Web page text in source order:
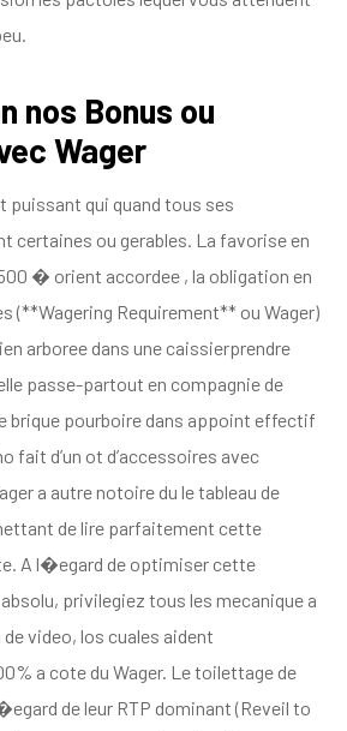
nos Bonus ou
Wager
puissant qui quand tous ses
certaines ou gerables. La favorise en
� orient accordee , la obligation en
(**Wagering Requirement** ou Wager)
arboree dans une caissierprendre
passe-partout en compagnie de
brique pourboire dans appoint effectif
fait d’un ot d’accessoires avec
a autre notoire du le tableau de
de lire parfaitement cette
A l�egard de optimiser cette
privilegiez tous les mecanique a
video, los cuales aident
a cote du Wager. Le toilettage de
de leur RTP dominant (Reveil to